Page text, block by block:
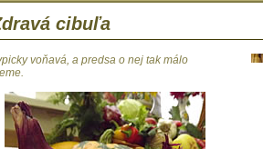
cibuľa
voňavá, a predsa o nej tak málo